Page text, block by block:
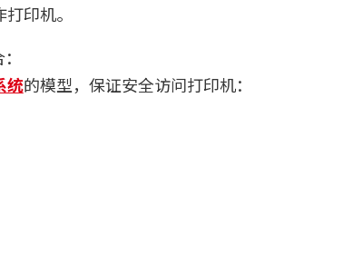
印机。
统的模型，保证安全访问打印机：